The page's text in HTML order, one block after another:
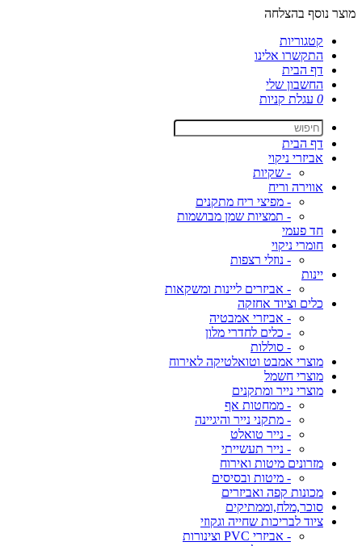
מוצר נוסף בהצלחה
קטגוריות
התקשרו אלינו
דף הבית
החשבון שלי
0 עגלת קניות
דף הבית
אביזרי ניקוי
- שקיות
אווירה וריח
- מפיצי ריח מתקנים
- תמציות שמן מבושמות
חד פעמי
חומרי ניקוי
- נוזלי רצפות
יינות
- אביזרים ליינות ומשקאות
כלים וציוד אחזקה
- אביזרי אמבטיה
- כלים לחדרי מלון
- סוללות
מוצרי אמבט וטואלטיקה לאירוח
מוצרי חשמל
מוצרי נייר ומתקנים
- ממחטות אף
- מתקני נייר והיגיינה
- נייר טואלט
- נייר תעשייתי
מזרונים מיטות ואירוח
- מיטות ובסיסים
מכונות קפה ואביזרים
סוכר,מלח,וממתיקים
ציוד לבריכות שחייה וגקוזי
- אביזרי PVC וצינורות